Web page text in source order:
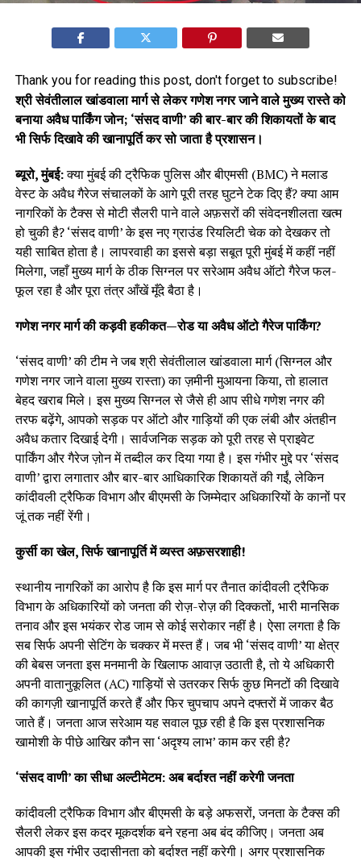
Thank you for reading this post, don't forget to subscribe!
श्री सेवंतीलाल खांडवाला मार्ग से लेकर गणेश नगर जाने वाले मुख्य रास्ते को
बनाया अवैध पार्किंग जोन; ‘संसद वाणी’ की बार-बार की शिकायतों के बाद
भी सिर्फ दिखावे की खानापूर्ति कर सो जाता है प्रशासन।
ब्यूरो, मुंबई:क्या मुंबई की ट्रैफिक पुलिस और बीएमसी (BMC) ने मलाड
वेस्ट के अवैध गैरेज संचालकों के आगे पूरी तरह घुटने टेक दिए हैं? क्या आम
नागरिकों के टैक्स से मोटी सैलरी पाने वाले अफ़सरों की संवेदनशीलता खत्म
हो चुकी है? ‘संसद वाणी’ के इस नए ग्राउंड रियलिटी चेक को देखकर तो
यही साबित होता है। लापरवाही का इससे बड़ा सबूत पूरी मुंबई में कहीं नहीं
मिलेगा, जहाँ मुख्य मार्ग के ठीक सिग्नल पर सरेआम अवैध ऑटो गैरेज फल-
फूल रहा है और पूरा तंत्र आँखें मूँदे बैठा है।
गणेश नगर मार्ग की कड़वी हकीकत—रोड या अवैध ऑटो गैरेज पार्किंग?
‘संसद वाणी’ की टीम ने जब श्री सेवंतीलाल खांडवाला मार्ग (सिग्नल और
गणेश नगर जाने वाला मुख्य रास्ता) का ज़मीनी मुआयना किया, तो हालात
बेहद खराब मिले। इस मुख्य सिग्नल से जैसे ही आप सीधे गणेश नगर की
तरफ बढ़ेंगे, आपको सड़क पर ऑटो और गाड़ियों की एक लंबी और अंतहीन
अवैध कतार दिखाई देगी। सार्वजनिक सड़क को पूरी तरह से प्राइवेट
पार्किंग और गैरेज ज़ोन में तब्दील कर दिया गया है। इस गंभीर मुद्दे पर ‘संसद
वाणी’ द्वारा लगातार और बार-बार आधिकारिक शिकायतें की गईं, लेकिन
कांदीवली ट्रैफिक विभाग और बीएमसी के जिम्मेदार अधिकारियों के कानों पर
जूं तक नहीं रेंगी।
कुर्सी का खेल, सिर्फ खानापूर्ति में व्यस्त अफ़सरशाही!
स्थानीय नागरिकों का आरोप है कि इस मार्ग पर तैनात कांदीवली ट्रैफिक
विभाग के अधिकारियों को जनता की रोज़-रोज़ की दिक्कतों, भारी मानसिक
तनाव और इस भयंकर रोड जाम से कोई सरोकार नहीं है। ऐसा लगता है कि
सब सिर्फ अपनी सेटिंग के चक्कर में मस्त हैं। जब भी ‘संसद वाणी’ या क्षेत्र
की बेबस जनता इस मनमानी के खिलाफ आवाज़ उठाती है, तो ये अधिकारी
अपनी वातानुकूलित (AC) गाड़ियों से उतरकर सिर्फ कुछ मिनटों की दिखावे
की कागज़ी खानापूर्ति करते हैं और फिर चुपचाप अपने दफ्तरों में जाकर बैठ
जाते हैं। जनता आज सरेआम यह सवाल पूछ रही है कि इस प्रशासनिक
खामोशी के पीछे आखिर कौन सा ‘अदृश्य लाभ’ काम कर रही है?
‘संसद वाणी’ का सीधा अल्टीमेटम: अब बर्दाश्त नहीं करेगी जनता
कांदीवली ट्रैफिक विभाग और बीएमसी के बड़े अफसरों, जनता के टैक्स की
सैलरी लेकर इस कदर मूकदर्शक बने रहना अब बंद कीजिए। जनता अब
आपकी इस गंभीर उदासीनता को बर्दाश्त नहीं करेगी। अगर प्रशासनिक